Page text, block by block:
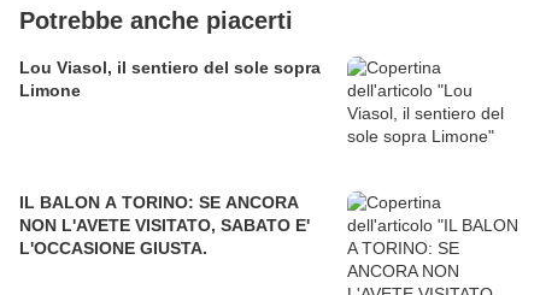
Potrebbe anche piacerti
Lou Viasol, il sentiero del sole sopra
Limone
IL BALON A TORINO: SE ANCORA
NON L'AVETE VISITATO, SABATO E'
L'OCCASIONE GIUSTA.